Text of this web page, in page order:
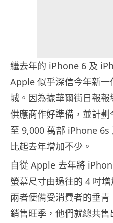
繼去年的 iPhone 6 及
Apple 似乎深信今年新
城。因為據華爾街日報
供應商作好準備，並計
至 9,000 萬部 iPhone
比起去年增加不少。
自從 Apple 去年將
螢幕尺寸由過往的 4 吋
兩者便備受消費者的垂
銷售旺季，他們就總共